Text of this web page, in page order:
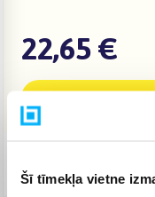
Šī tīmekļa vietne
22,65 €